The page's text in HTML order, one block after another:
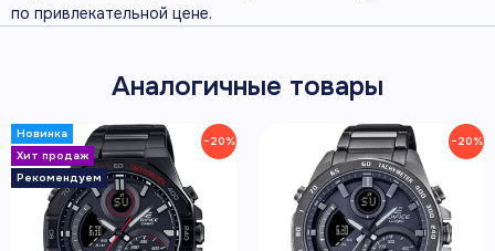
по привлекательной цене.
Аналогичные товары
−20% −20%